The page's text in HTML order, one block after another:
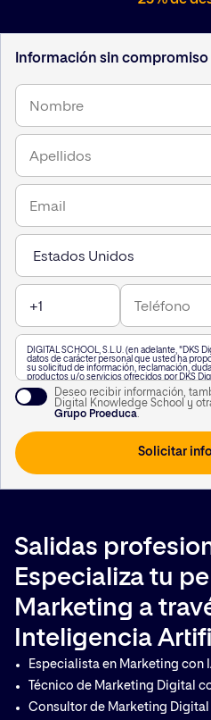
Información sin compromiso
DIGITAL SCHOOL, S.L.U. (en adelante, "DKS
datos de carácter personal que usted ha
su solicitud de información, reclamación,
productos y/o servicios ofrecidos por DKS
telefónica, o a través de WhatsApp,, así
actividad.
A su vez, le informamos que vamos a realizar
personal para poderle enviar información
Puede consultar información adicional
Usted podrá revocar el consentimiento
reconocidos en los artículos 15 a 22 del
dirección de correo electrónico
Deseo recibir información,
Digital Knowledge School y
Grupo Proeduca.
Salidas
Especializa tu
Marketing a
Inteligencia
Especialista en Marketing con
Técnico de Marketing Digital
Consultor de Marketing Digital